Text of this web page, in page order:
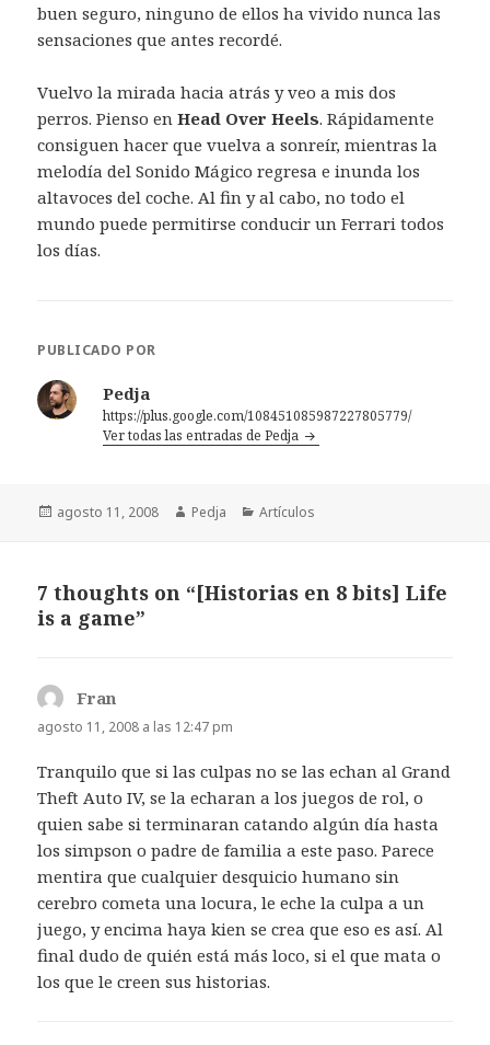
buen seguro, ninguno de ellos ha vivido nunca las
sensaciones que antes recordé.
Vuelvo la mirada hacia atrás y veo a mis dos
perros. Pienso enHead Over Heels. Rápidamente
consiguen hacer que vuelva a sonreír, mientras la
melodía del Sonido Mágico regresa e inunda los
altavoces del coche. Al fin y al cabo, no todo el
mundo puede permitirse conducir un Ferrari todos
los días.
PUBLICADO POR
Pedja
https://plus.google.com/108451085987227805779/
Ver todas las entradas de Pedja
Publicado
agosto 11, 2008 Autor
Pedja Categorías
Artículos
7 thoughts on “[Historias en 8 bits] Life
is a game”
Fran
agosto 11, 2008 a las 12:47 pm
Tranquilo que si las culpas no se las echan al Grand
Theft Auto IV, se la echaran a los juegos de rol, o
quien sabe si terminaran catando algún día hasta
los simpson o padre de familia a este paso. Parece
mentira que cualquier desquicio humano sin
cerebro cometa una locura, le eche la culpa a un
juego, y encima haya kien se crea que eso es así. Al
final dudo de quién está más loco, si el que mata o
los que le creen sus historias.